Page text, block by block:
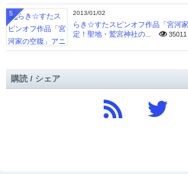
2013/01/02
らき☆すたスピンオフ作品「宮河
定！聖地・鷲宮神社の...
35011
5
購読 / シェア